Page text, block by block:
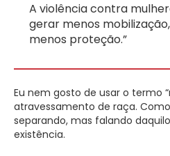
A violência contra
gerar menos
menos proteção.”
Eu nem gosto de usar o termo
atravessamento de raça.
separando, mas falando
existência.